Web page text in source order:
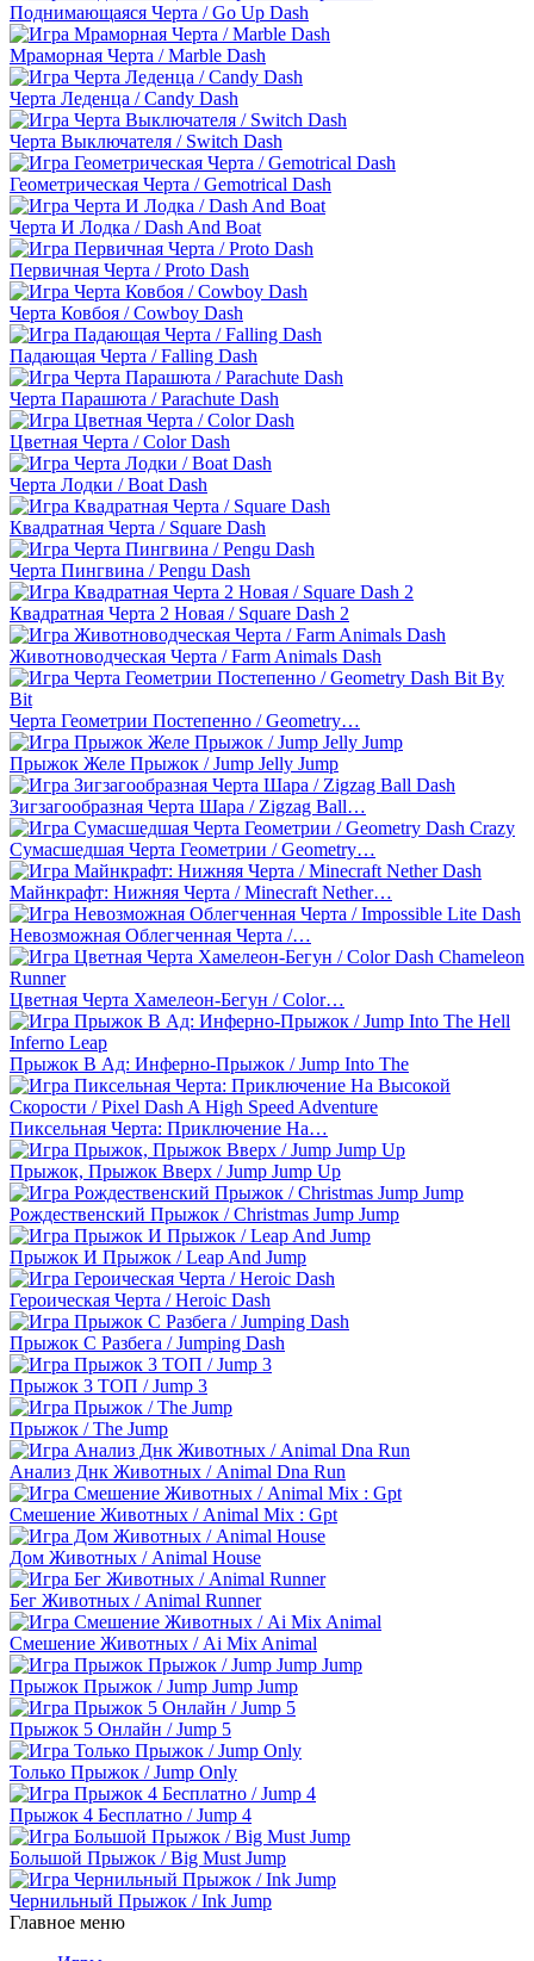
Поднимающаяся Черта / Go Up Dash
Мраморная Черта / Marble Dash
Черта Леденца / Candy Dash
Черта Выключателя / Switch Dash
Геометрическая Черта / Gemotrical Dash
Черта И Лодка / Dash And Boat
Первичная Черта / Proto Dash
Черта Ковбоя / Cowboy Dash
Падающая Черта / Falling Dash
Черта Парашюта / Parachute Dash
Цветная Черта / Color Dash
Черта Лодки / Boat Dash
Квадратная Черта / Square Dash
Черта Пингвина / Pengu Dash
Квадратная Черта 2 Новая / Square Dash 2
Животноводческая Черта / Farm Animals Dash
Черта Геометрии Постепенно / Geometry…
Прыжок Желе Прыжок / Jump Jelly Jump
Зигзагообразная Черта Шара / Zigzag Ball…
Сумасшедшая Черта Геометрии / Geometry…
Майнкрафт: Нижняя Черта / Minecraft Nether…
Невозможная Облегченная Черта /…
Цветная Черта Хамелеон-Бегун / Color…
Прыжок В Ад: Инферно-Прыжок / Jump Into The
Пиксельная Черта: Приключение На…
Прыжок, Прыжок Вверх / Jump Jump Up
Рождественский Прыжок / Christmas Jump Jump
Прыжок И Прыжок / Leap And Jump
Героическая Черта / Heroic Dash
Прыжок С Разбега / Jumping Dash
Прыжок 3 ТОП / Jump 3
Прыжок / The Jump
Анализ Днк Животных / Animal Dna Run
Смешение Животных / Animal Mix : Gpt
Дом Животных / Animal House
Бег Животных / Animal Runner
Смешение Животных / Ai Mix Animal
Прыжок Прыжок / Jump Jump Jump
Прыжок 5 Онлайн / Jump 5
Только Прыжок / Jump Only
Прыжок 4 Бесплатно / Jump 4
Большой Прыжок / Big Must Jump
Чернильный Прыжок / Ink Jump
Главное меню